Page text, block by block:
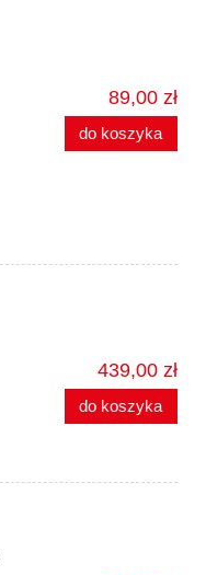
89,00 zł
do koszyka
439,00 zł
do koszyka